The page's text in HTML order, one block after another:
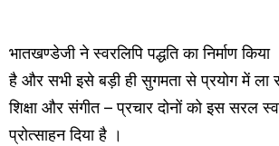
भातखण्डेजी ने स्वरलिपि पद्धति का निर्माण
है और सभी इसे बड़ी ही सुगमता से प्रयोग में
शिक्षा और संगीत – प्रचार दोनों को इस सरल
प्रोत्साहन दिया है ।